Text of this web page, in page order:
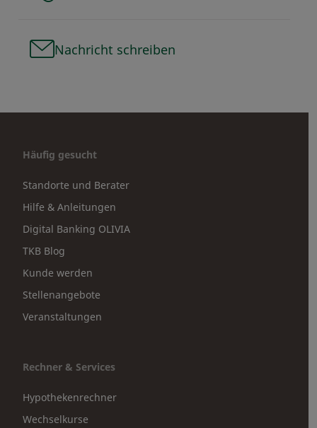
Nachricht schreiben
Häufig gesucht
Standorte und Berater
Hilfe & Anleitungen
Digital Banking OLIVIA
TKB Blog
Kunde werden
Stellenangebote
Veranstaltungen
Rechner & Services
Hypothekenrechner
Wechselkurse